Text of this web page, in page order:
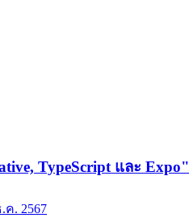
TypeScript และ Expo"
ค. 2567